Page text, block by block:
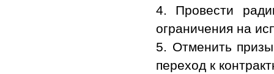
4. Провести
ограничения на
5. Отменить
переход к